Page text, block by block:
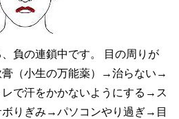
負の連鎖中です。 目の周りが
（小生の万能薬）→治らない→
で汗をかかないようにする→ス
りぎみ→パソコンやり過ぎ→目